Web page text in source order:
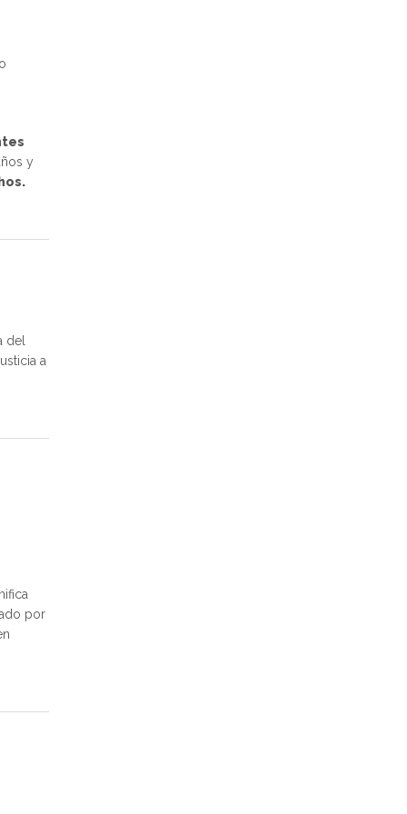
y
del
a
por